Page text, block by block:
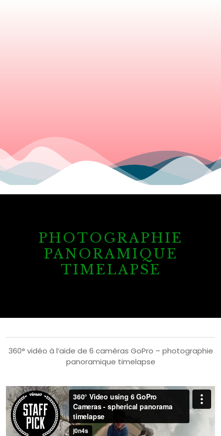
PHOTOGRAPHIE
PANORAMIQUE
TIMELAPSE
360° vidéo à l’aide de 6 caméras GoPro – photographie
panoramique timelapse